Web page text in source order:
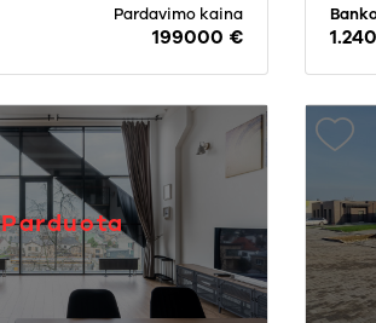
Pardavimo kaina
199000 €
Parduota